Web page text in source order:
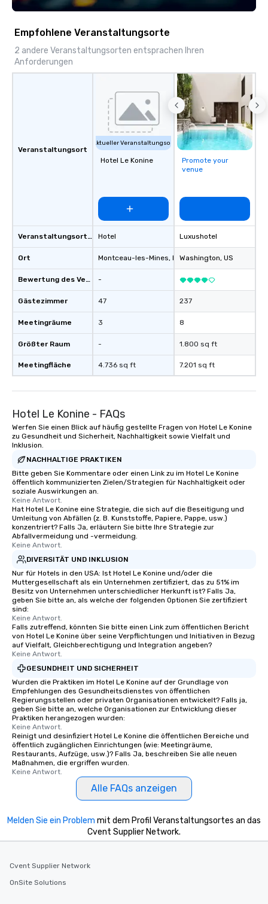
Empfohlene Veranstaltungsorte
2 andere Veranstaltungsorten entsprachen Ihren
Anforderungen
Veranstaltungsort
Veranstaltungsortstyp
Ort
Bewertung des Veranstaltungsortes
Gästezimmer
Meetingräume
Größter Raum
Meetingfläche
Aktueller Veranstaltungsort
Hotel Le Konine
Hotel
Montceau-les-Mines, FR
-
47
3
-
4.736 sq ft
Promote your
venue
Luxushotel
Washington, US
237
8
1.800 sq ft
7.201 sq ft
Hotel Le Konine - FAQs
Werfen Sie einen Blick auf häufig gestellte Fragen von Hotel Le Konine
zu Gesundheit und Sicherheit, Nachhaltigkeit sowie Vielfalt und
Inklusion.
NACHHALTIGE PRAKTIKEN
Bitte geben Sie Kommentare oder einen Link zu im Hotel Le Konine
öffentlich kommunizierten Zielen/Strategien für Nachhaltigkeit oder
soziale Auswirkungen an.
Keine Antwort.
Hat Hotel Le Konine eine Strategie, die sich auf die Beseitigung und
Umleitung von Abfällen (z. B. Kunststoffe, Papiere, Pappe, usw.)
konzentriert? Falls Ja, erläutern Sie bitte Ihre Strategie zur
Abfallvermeidung und -vermeidung.
Keine Antwort.
DIVERSITÄT UND INKLUSION
Nur für Hotels in den USA: Ist Hotel Le Konine und/oder die
Muttergesellschaft als ein Unternehmen zertifiziert, das zu 51% im
Besitz von Unternehmen unterschiedlicher Herkunft ist? Falls Ja,
geben Sie bitte an, als welche der folgenden Optionen Sie zertifiziert
sind:
Keine Antwort.
Falls zutreffend, könnten Sie bitte einen Link zum öffentlichen Bericht
von Hotel Le Konine über seine Verpflichtungen und Initiativen in Bezug
auf Vielfalt, Gleichberechtigung und Integration angeben?
Keine Antwort.
GESUNDHEIT UND SICHERHEIT
Wurden die Praktiken im Hotel Le Konine auf der Grundlage von
Empfehlungen des Gesundheitsdienstes von öffentlichen
Regierungsstellen oder privaten Organisationen entwickelt? Falls ja,
geben Sie bitte an, welche Organisationen zur Entwicklung dieser
Praktiken herangezogen wurden:
Keine Antwort.
Reinigt und desinfiziert Hotel Le Konine die öffentlichen Bereiche und
öffentlich zugänglichen Einrichtungen (wie: Meetingräume,
Restaurants, Aufzüge, usw.)? Falls Ja, beschreiben Sie alle neuen
Maßnahmen, die ergriffen wurden.
Keine Antwort.
Alle FAQs anzeigen
Melden Sie ein Problem mit dem Profil Veranstaltungsortes an das
Cvent Supplier Network.
Cvent Supplier Network
OnSite Solutions